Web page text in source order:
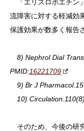
「エリスロポエチン
流障害に対する軽減効
保護効果が数多く報告
8) Nephrol Dial
PMID:16221709
9) Br J Pharmacol.
10) Circulation. 110(8
そのため、今後の研